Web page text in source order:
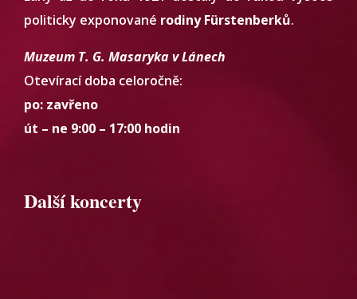
politicky exponované rodiny Fürstenberků.
Muzeum T. G. Masaryka v Lánech
Otevírací doba celoročně:
po: zavřeno
út – ne 9:00 – 17:00 hodin
Další koncerty